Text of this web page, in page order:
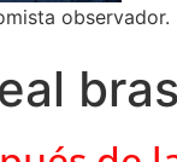
observador.